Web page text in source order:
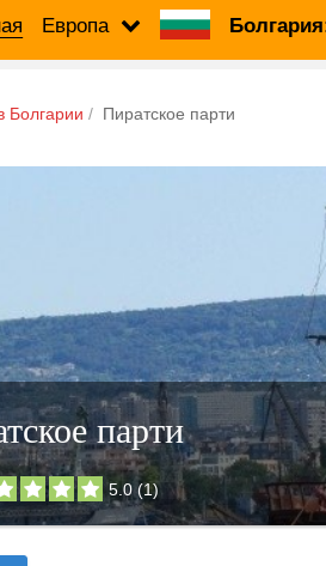
Европа
Болгарии Пиратское парти
парти
5.0 (1)